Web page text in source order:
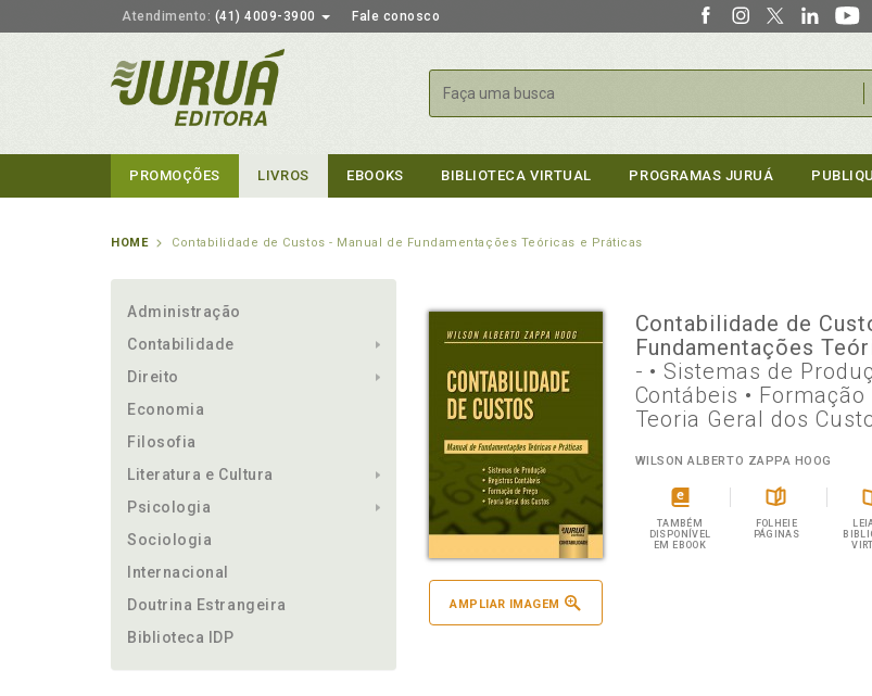
Atendimento: (41) 4009-3900 Fale conosco
Buscar
PROMOÇÕES LIVROS EBOOKS BIBLIOTECA VIRTUAL PROGRAMAS JURUÁ
HOME Contabilidade de Custos - Manual de Fundamentações Teóricas e Práticas
Administração
Contabilidade
Direito
Economia
Filosofia
Literatura e Cultura
Psicologia
Sociologia
Internacional
Doutrina Estrangeira
Biblioteca IDP
AMPLIAR IMAGEM
Contabilidade de
Fundamentações
- • Sistemas de
Contábeis • Formação
Teoria Geral dos
WILSON ALBERTO ZAPPA HOOG
TAMBÉM
DISPONÍVEL
EM EBOOK
FOLHEIE
PÁGINAS